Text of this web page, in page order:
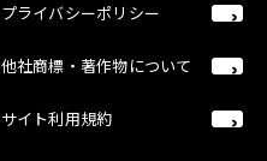
プライバシーポリシー
他社商標・著作物について
サイト利用規約